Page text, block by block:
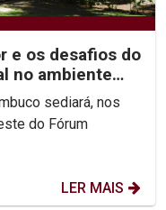
e os desafios do
no ambiente
sediará, nos
do Fórum
LER MAIS